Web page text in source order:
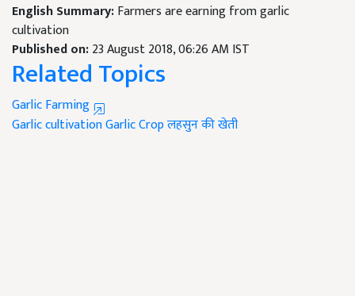
English Summary:Farmers are earning from garlic
cultivation
Published on:23 August 2018, 06:26 AM IST
Related Topics
Garlic Farming
Garlic cultivationGarlic Cropलहसुन की खेती